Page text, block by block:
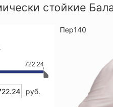
стойкие
722.24
руб.
Пер140